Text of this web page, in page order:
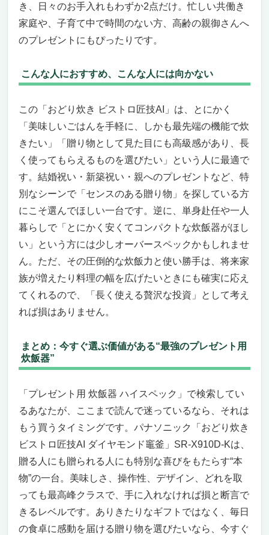
き、日々のお手入れもわずか2点だけ。忙しい共働き
家庭や、子育て中で時間のない方、高齢の親御さんへ
のプレゼントにもぴったりです。
こんな人におすすめ、こんな人には向かない
この「おどり炊き ビストロ匠技AI」は、とにかく
「美味しいごはんを手軽に、しかも最先端の機能で炊
きたい」「贈り物として見た目にも高級感があり、長
く使ってもらえるものを選びたい」という人に最適で
す。結婚祝い・新築祝い・親へのプレゼントなど、特
別なシーンで「センスのある贈り物」を探している方
にこそ選んでほしい一台です。逆に、単身赴任や一人
暮らしで「とにかく安くてコンパクトな炊飯器がほし
い」という方には少しオーバースペックかもしれませ
ん。ただ、その圧倒的な炊飯力と使い勝手は、将来家
族が増えたり料理の幅を広げたいときにも確実に応え
てくれるので、「長く使える贅沢な投資」として考え
れば損はありません。
まとめ：今すぐ選ぶ価値がある“最強のプレゼント用
炊飯器”
「プレゼント用 炊飯器 ハイスペック」で検索してい
るあなたが、ここまで読んで迷っているなら、それは
もう買うタイミングです。パナソニック「おどり炊き
ビストロ匠技AI ダイヤモンド竈釜」SR-X910D-Kは、
贈る人にも贈られる人にも特別な喜びをもたらす“本
物”の一台。美味しさ、操作性、デザイン、どれを取
っても最高峰クラスで、手に入れなければ損と断言で
きるレベルです。ありきたりなギフトではなく、毎日
の食卓に感動を届ける贈り物を選びたいなら、今すぐ